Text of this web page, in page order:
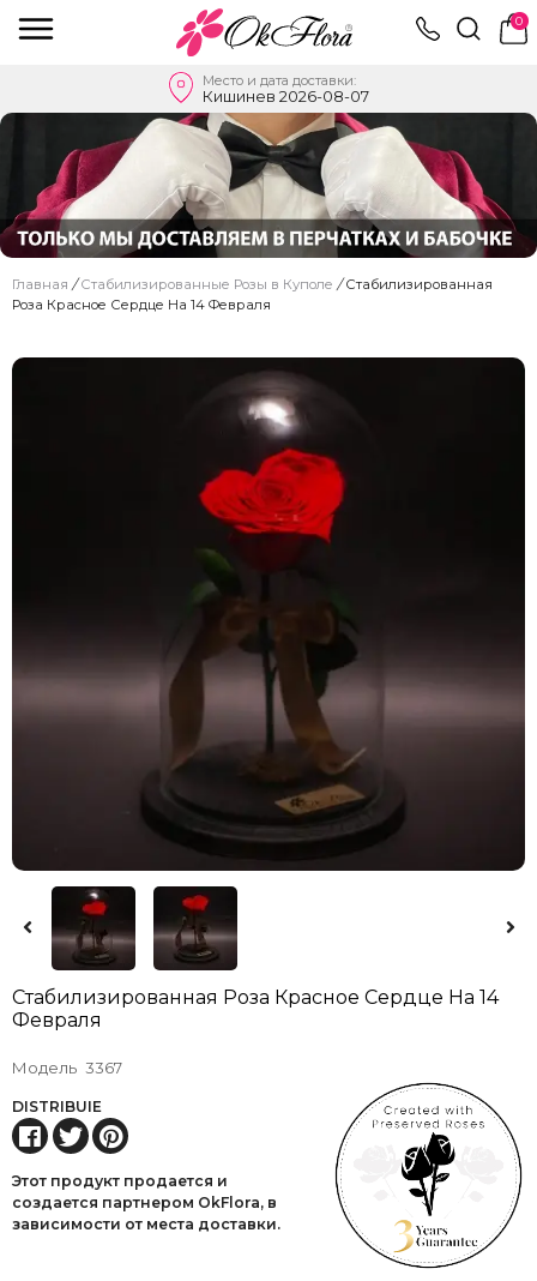
0
Место и дата доставки:
Кишинев 2026-08-07
Главная / Стабилизированные Розы в Куполе / Стабилизированная
Роза Красное Сердце На 14 Февраля
Стабилизированная Роза Красное Сердце На 14
Февраля
Модель 3367
DISTRIBUIE
Этот продукт продается и
создается партнером OkFlora, в
зависимости от места доставки.